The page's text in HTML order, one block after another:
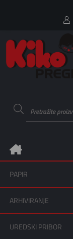
PAPIR
ARHIVIRANJE
UREDSKI PRIBOR